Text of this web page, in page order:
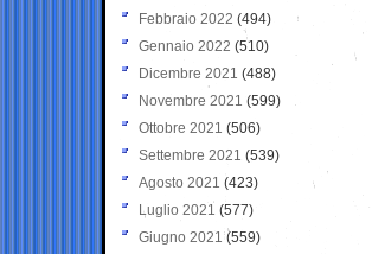
Febbraio 2022 (494)
Gennaio 2022 (510)
Dicembre 2021 (488)
Novembre 2021 (599)
Ottobre 2021 (506)
Settembre 2021 (539)
Agosto 2021 (423)
Luglio 2021 (577)
Giugno 2021(559)